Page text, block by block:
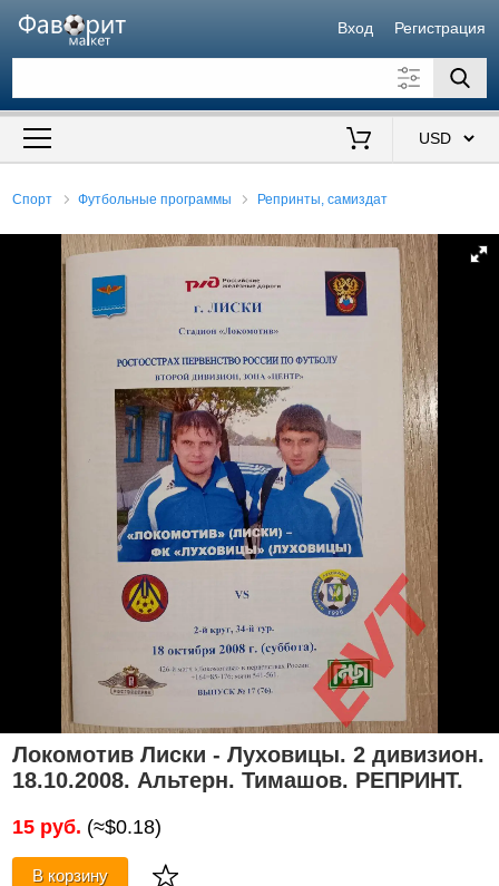
Вход Регистрация
Искать также в описании
Спорт Футбольные программы Репринты, самиздат
Локомотив Лиски - Луховицы. 2 дивизион.
18.10.2008. Альтерн. Тимашов. РЕПРИНТ.
15 руб. (≈$0.18)
В корзину